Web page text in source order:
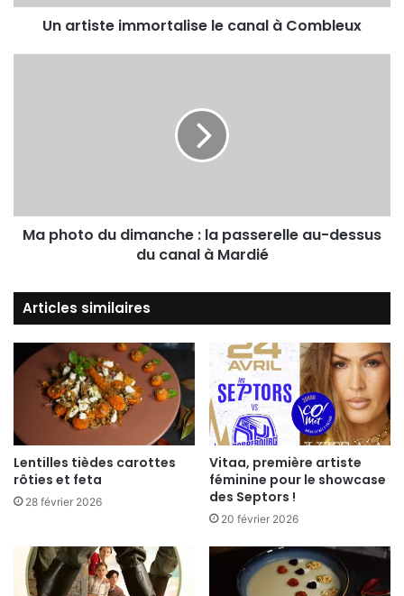
Go OLB ! Go OLB !
Un artiste immortalise le canal à Combleux
Ma photo du dimanche : la passerelle au-dessus
du canal à Mardié
Articles similaires
Lentilles tièdes carottes
rôties et feta
28 février 2026
Vitaa, première artiste
féminine pour le showcase
des Septors !
20 février 2026